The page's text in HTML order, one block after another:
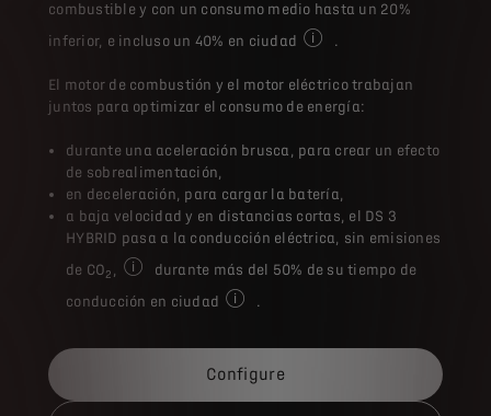
combustible y con un consumo medio hasta un 20%
inferior, e incluso un 40% en ciudad
.
El motor de combustión y el motor eléctrico trabajan
juntos para optimizar el consumo de energía:
durante una aceleración brusca, para crear un efecto
de sobrealimentación,
en deceleración, para cargar la batería,
a baja velocidad y en distancias cortas, el DS 3
HYBRID pasa a la conducción eléctrica, sin emisiones
de CO2 ,
Durante la conducción.
durante más del 50% de su tiempo de
conducción en ciudad
.
Configure